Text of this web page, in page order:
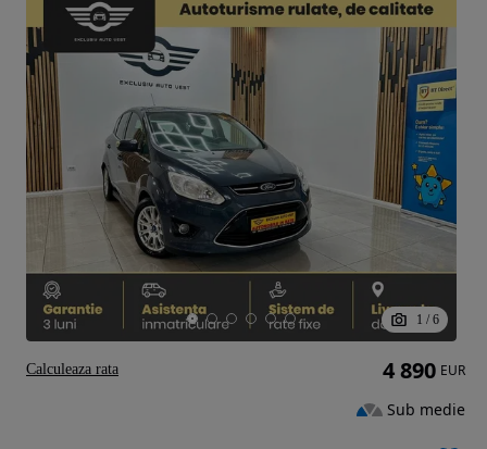
1 / 6
4 890 EUR
Sub medie
Calculeaza rata